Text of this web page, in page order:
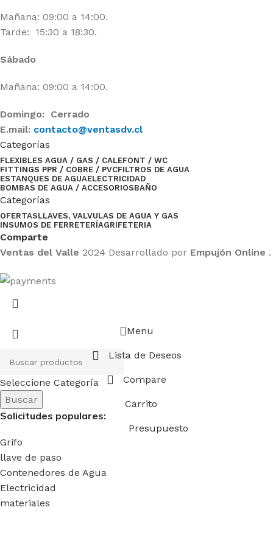
Mañana: 09:00 a 14:00.
Tarde: 15:30 a 18:30.
Sábado
Mañana: 09:00 a 14:00.
Domingo: Cerrado
E.mail: contacto@ventasdv.cl
Categorías
FLEXIBLES AGUA / GAS / CALEFONT / WC
FITTINGS PPR / COBRE / PVCFILTROS DE AGUA
ESTANQUES DE AGUAELECTRICIDAD
BOMBAS DE AGUA / ACCESORIOSBAÑO
Categorías
OFERTASLLAVES, VALVULAS DE AGUA Y GAS
INSUMOS DE FERRETERÍAGRIFETERIA
Comparte
Ventas del Valle 2024 Desarrollado por Empujón Online .
Seleccione Categoría
Buscar
Solicitudes populares:
Grifo
llave de paso
Contenedores de Agua
Electricidad
materiales
Menu
Lista de Deseos
Compare
Carrito
Presupuesto